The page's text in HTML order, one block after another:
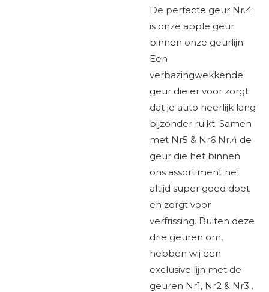
De perfecte geur Nr.4
is onze apple geur
binnen onze geurlijn.
Een
verbazingwekkende
geur die er voor zorgt
dat je auto heerlijk lang
bijzonder ruikt. Samen
met Nr5 & Nr6 Nr.4 de
geur die het binnen
ons assortiment het
altijd super goed doet
en zorgt voor
verfrissing. Buiten deze
drie geuren om,
hebben wij een
exclusive lijn met de
geuren Nr1, Nr2 & Nr3 .